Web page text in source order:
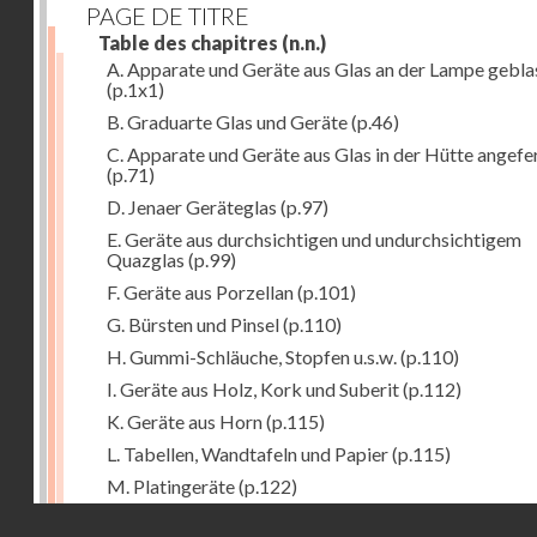
PAGE DE TITRE
Table des chapitres (n.n.)
A. Apparate und Geräte aus Glas an der Lampe
(p.1x1)
B. Graduarte Glas und Geräte(p.46)
C. Apparate und Geräte aus Glas in der Hütte
(p.71)
D. Jenaer Geräteglas (p.97)
E. Geräte aus durchsichtigen und undurchsichtigem
Quazglas (p.99)
F. Geräte aus Porzellan(p.101)
G. Bürsten und Pinsel(p.110)
H. Gummi-Schläuche, Stopfen u.s.w. (p.110)
I. Geräte aus Holz, Kork und Suberit(p.112)
K. Geräte aus Horn(p.115)
L. Tabellen, Wandtafeln und Papier(p.115)
M. Platingeräte(p.122)